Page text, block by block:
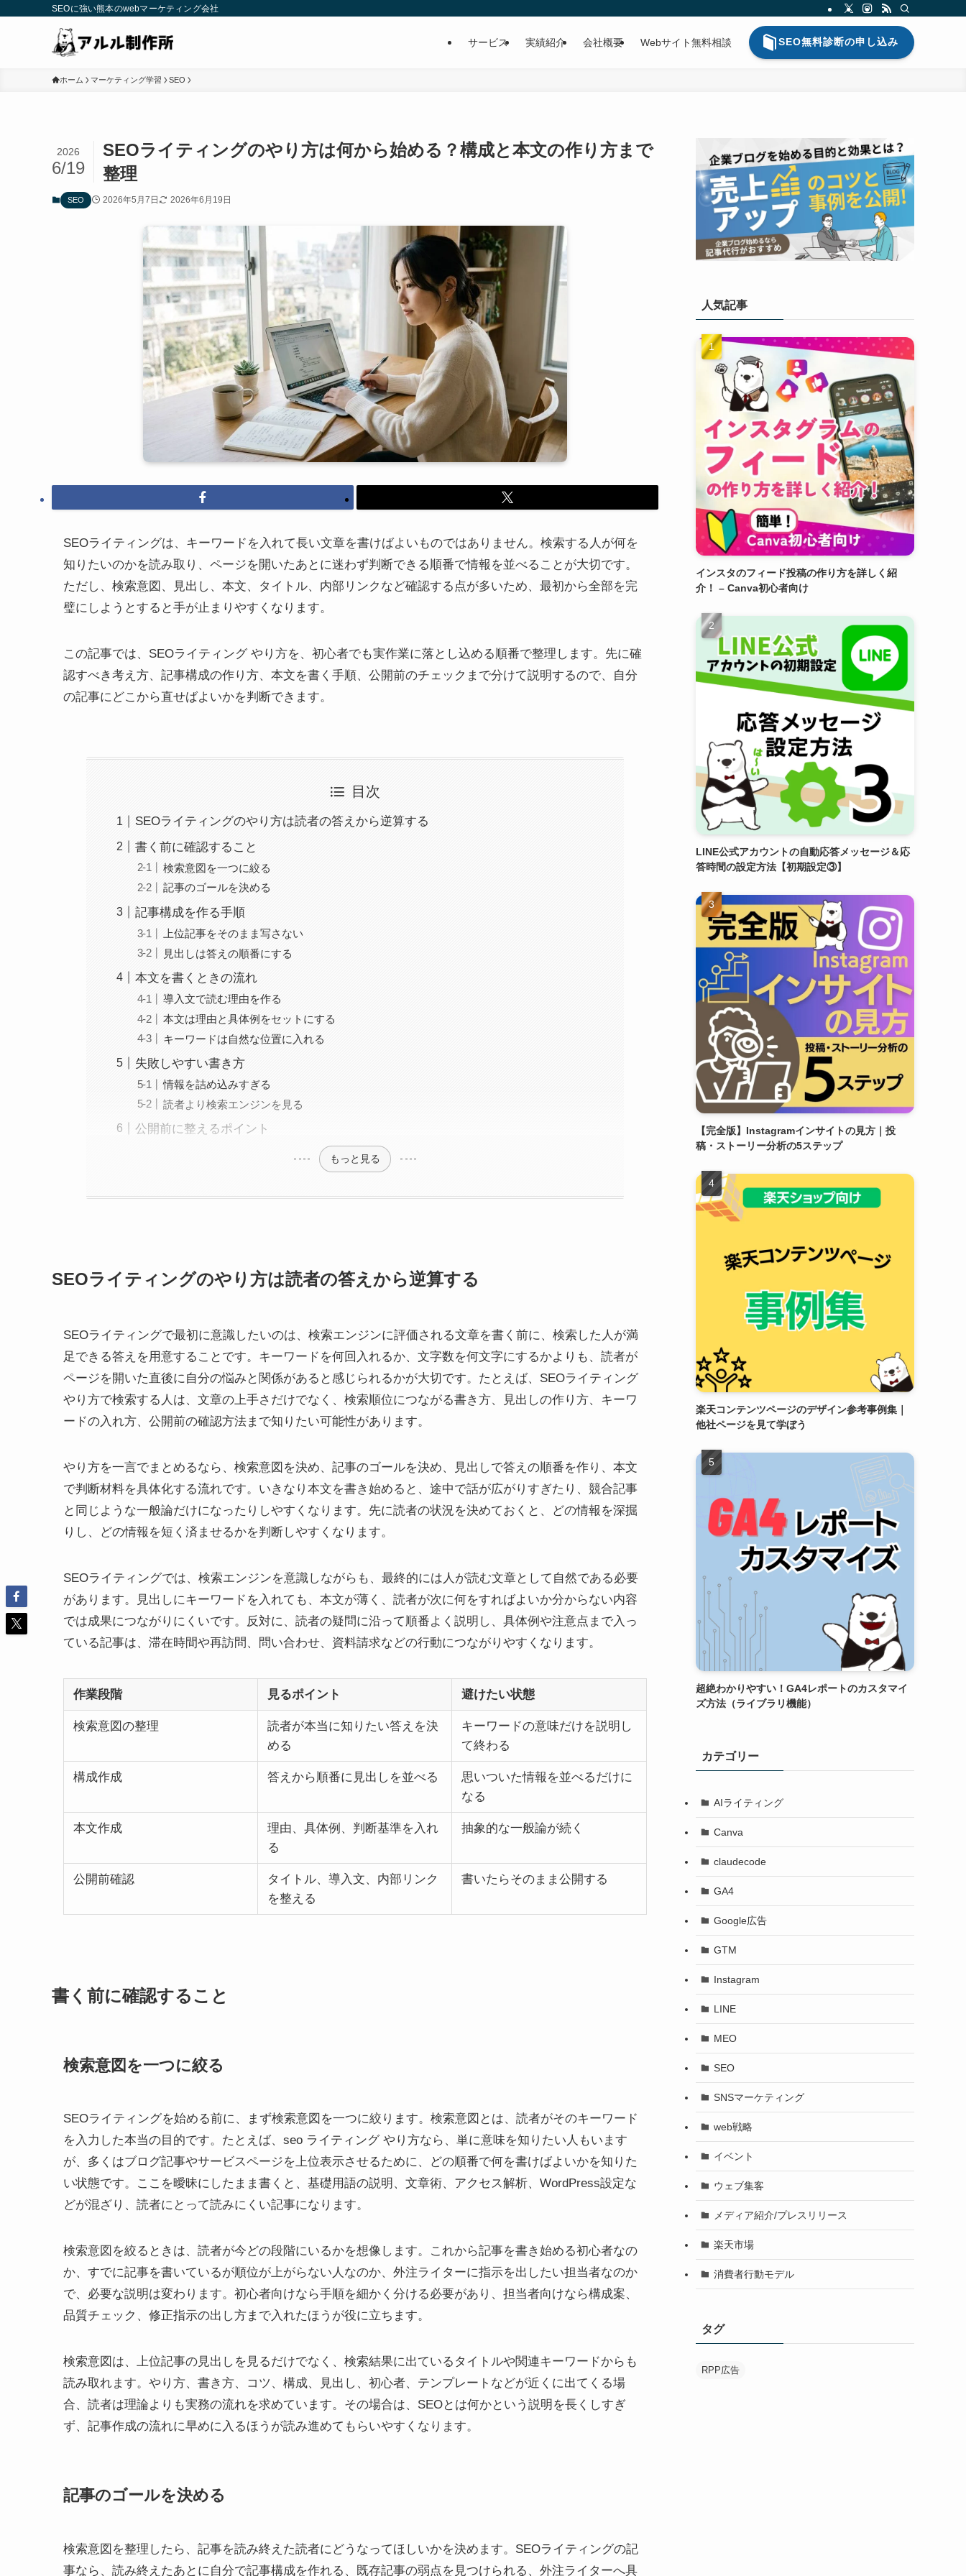
SEOに強い熊本のwebマーケティング会社
サービス 実績紹介 会社概要 Webサイト無料相談 SEO無料診断の申し込み
ホーム マーケティング学習 SEO
SEOライティングのやり方は何から始める？構成と本文の作り方まで
整理
2026
6/19
SEO 2026年5月7日 2026年6月19日
SEOライティングは、キーワードを入れて長い文章を書けばよいものではありません。検索する人が何を
知りたいのかを読み取り、ページを開いたあとに迷わず判断できる順番で情報を並べることが大切です。
ただし、検索意図、見出し、本文、タイトル、内部リンクなど確認する点が多いため、最初から全部を完
璧にしようとすると手が止まりやすくなります。
この記事では、SEOライティング やり方を、初心者でも実作業に落とし込める順番で整理します。先に確
認すべき考え方、記事構成の作り方、本文を書く手順、公開前のチェックまで分けて説明するので、自分
の記事にどこから直せばよいかを判断できます。
目次
SEOライティングのやり方は読者の答えから逆算する
書く前に確認すること
検索意図を一つに絞る
記事のゴールを決める
記事構成を作る手順
上位記事をそのまま写さない
見出しは答えの順番にする
本文を書くときの流れ
導入文で読む理由を作る
本文は理由と具体例をセットにする
キーワードは自然な位置に入れる
失敗しやすい書き方
情報を詰め込みすぎる
読者より検索エンジンを見る
公開前に整えるポイント
もっと見る
SEOライティングのやり方は読者の答えから逆算する
SEOライティングで最初に意識したいのは、検索エンジンに評価される文章を書く前に、検索した人が満
足できる答えを用意することです。キーワードを何回入れるか、文字数を何文字にするかよりも、読者が
ページを開いた直後に自分の悩みと関係があると感じられるかが大切です。たとえば、SEOライティング
やり方で検索する人は、文章の上手さだけでなく、検索順位につながる書き方、見出しの作り方、キーワ
ードの入れ方、公開前の確認方法まで知りたい可能性があります。
やり方を一言でまとめるなら、検索意図を決め、記事のゴールを決め、見出しで答えの順番を作り、本文
で判断材料を具体化する流れです。いきなり本文を書き始めると、途中で話が広がりすぎたり、競合記事
と同じような一般論だけになったりしやすくなります。先に読者の状況を決めておくと、どの情報を深掘
りし、どの情報を短く済ませるかを判断しやすくなります。
SEOライティングでは、検索エンジンを意識しながらも、最終的には人が読む文章として自然である必要
があります。見出しにキーワードを入れても、本文が薄く、読者が次に何をすればよいか分からない内容
では成果につながりにくいです。反対に、読者の疑問に沿って順番よく説明し、具体例や注意点まで入っ
ている記事は、滞在時間や再訪問、問い合わせ、資料請求などの行動につながりやすくなります。
作業段階 見るポイント 避けたい状態
検索意図の整理
読者が本当に知りたい答えを決
める
キーワードの意味だけを説明し
て終わる
構成作成 答えから順番に見出しを並べる
思いついた情報を並べるだけに
なる
本文作成
理由、具体例、判断基準を入れ
る
抽象的な一般論が続く
公開前確認
タイトル、導入文、内部リンク
を整える
書いたらそのまま公開する
書く前に確認すること
検索意図を一つに絞る
SEOライティングを始める前に、まず検索意図を一つに絞ります。検索意図とは、読者がそのキーワード
を入力した本当の目的です。たとえば、seo ライティング やり方なら、単に意味を知りたい人もいます
が、多くはブログ記事やサービスページを上位表示させるために、どの順番で何を書けばよいかを知りた
い状態です。ここを曖昧にしたまま書くと、基礎用語の説明、文章術、アクセス解析、WordPress設定な
どが混ざり、読者にとって読みにくい記事になります。
検索意図を絞るときは、読者が今どの段階にいるかを想像します。これから記事を書き始める初心者なの
か、すでに記事を書いているが順位が上がらない人なのか、外注ライターに指示を出したい担当者なのか
で、必要な説明は変わります。初心者向けなら手順を細かく分ける必要があり、担当者向けなら構成案、
品質チェック、修正指示の出し方まで入れたほうが役に立ちます。
検索意図は、上位記事の見出しを見るだけでなく、検索結果に出ているタイトルや関連キーワードからも
読み取れます。やり方、書き方、コツ、構成、見出し、初心者、テンプレートなどが近くに出てくる場
合、読者は理論よりも実務の流れを求めています。その場合は、SEOとは何かという説明を長くしすぎ
ず、記事作成の流れに早めに入るほうが読み進めてもらいやすくなります。
記事のゴールを決める
検索意図を整理したら、記事を読み終えた読者にどうなってほしいかを決めます。SEOライティングの記
事なら、読み終えたあとに自分で記事構成を作れる、既存記事の弱点を見つけられる、外注ライターへ具
人気記事
インスタのフィード投稿の作り方を詳しく紹
介！ – Canva初心者向け
LINE公式アカウントの自動応答メッセージ＆応
答時間の設定方法【初期設定③】
【完全版】Instagramインサイトの見方｜投
稿・ストーリー分析の5ステップ
楽天コンテンツページのデザイン参考事例集｜
他社ページを見て学ぼう
超絶わかりやすい！GA4レポートのカスタマイ
ズ方法（ライブラリ機能）
カテゴリー
AIライティング
Canva
claudecode
GA4
Google広告
GTM
Instagram
LINE
MEO
SEO
SNSマーケティング
web戦略
イベント
ウェブ集客
メディア紹介/プレスリリース
楽天市場
消費者行動モデル
タグ
RPP広告